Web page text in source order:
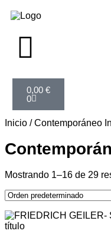
0,00 €
0
Inicio / Contemporáneo
Mostrando 1–16 de 29